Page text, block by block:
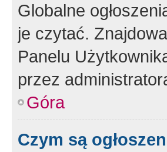
Globalne
je czytać.
Panelu
przez
Góra
Czym są